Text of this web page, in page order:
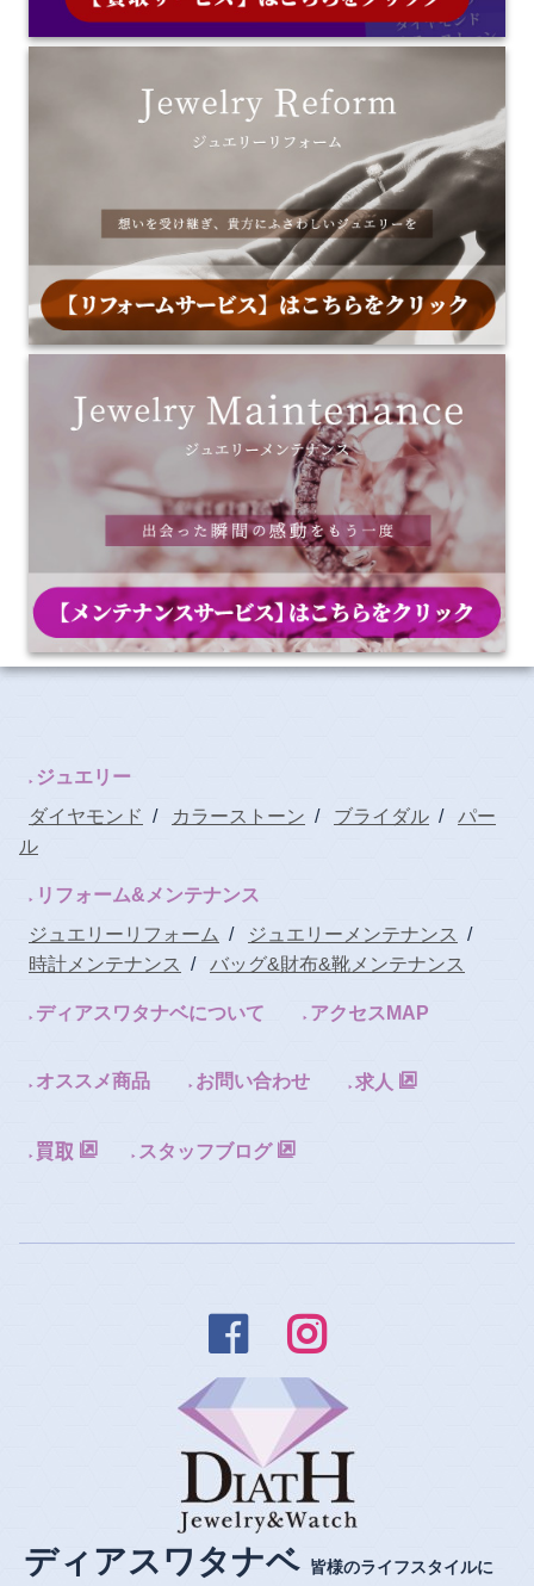
ジュエリー
ダイヤモンド / カラーストーン / ブライダル /
パー
ル
リフォーム&メンテナンス
ジュエリーリフォーム / ジュエリーメンテナンス
/
時計メンテナンス
/ バッグ&財布&靴メンテナンス
ディアスワタナベについて アクセスMAP
オススメ商品 お問い合わせ 求人
スタッフブログ
 
ディアスワタナベ 皆様のライフスタイルに